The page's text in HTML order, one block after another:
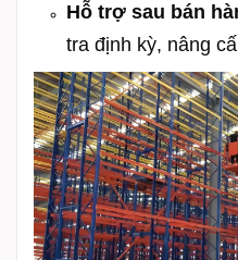
Hỗ trợ sau bán
tra định kỳ, nâng